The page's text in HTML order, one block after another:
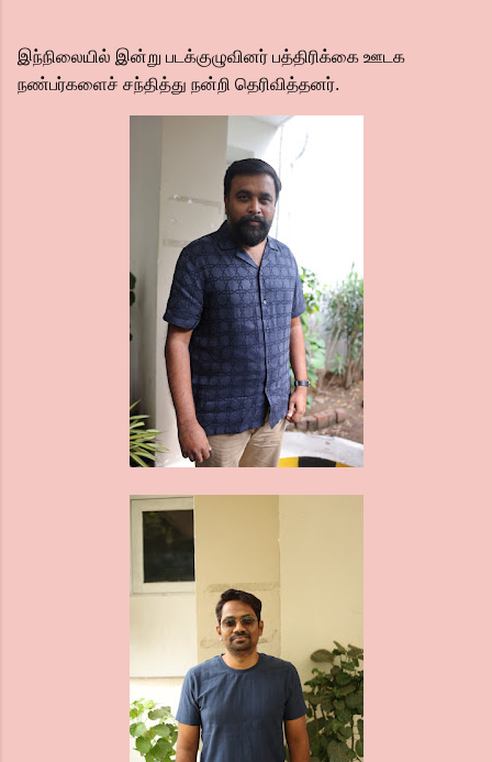
இந்நிலையில் இன்று படக்குழுவினர் பத்திரிக்கை ஊடக
நண்பர்களைச் சந்தித்து நன்றி தெரிவித்தனர்.